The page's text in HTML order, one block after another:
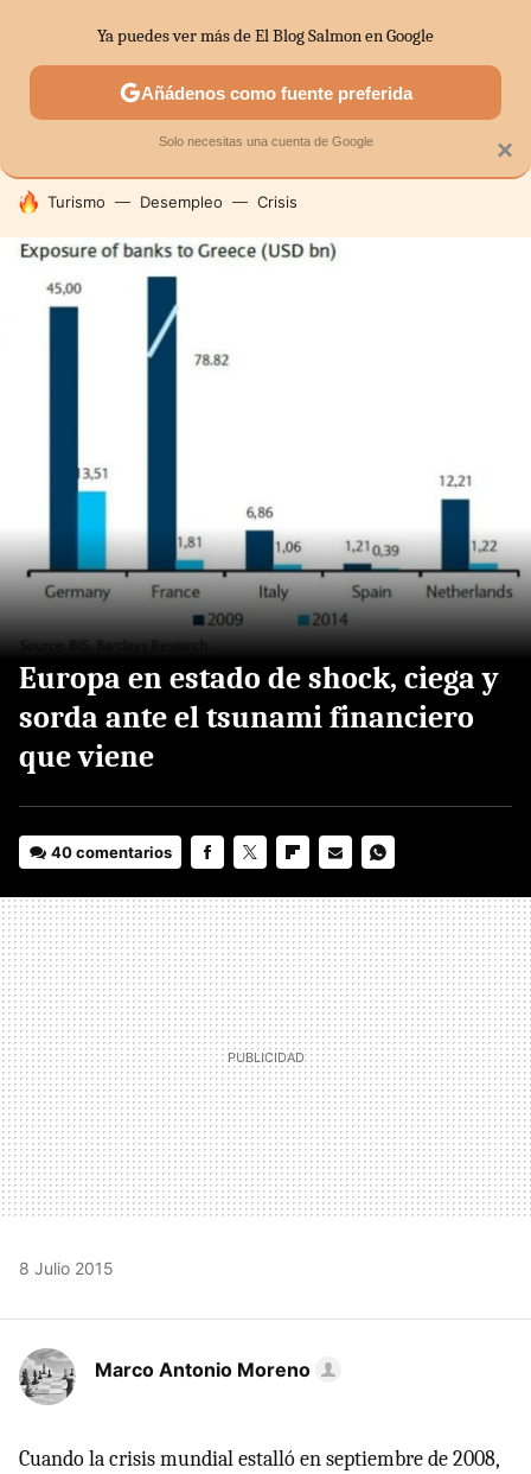
SECTORES ECONOMÍA DOMÉSTICA MERCADOS
HOY SE HABLA DE
Turismo Desempleo Crisis
Europa en estado de shock, ciega y
sorda ante el tsunami financiero
que viene
40 comentarios
MAIL
8 Julio 2015
Marco Antonio Moreno
Cuando la crisis mundial estalló en septiembre de 2008,
×
Ya puedes ver más de El Blog Salmon en Google
Añádenos como fuente preferida
Solo necesitas una cuenta de Google